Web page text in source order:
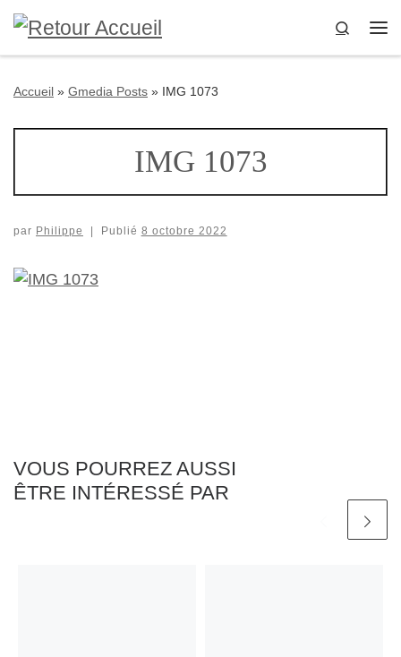
Passer au contenu
Search
Accueil » Gmedia Posts » IMG 1073
IMG 1073
par Philippe Publié 8 octobre 2022
VOUS POURREZ AUSSI
ÊTRE INTÉRESSÉ PAR